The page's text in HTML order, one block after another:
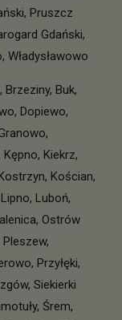
, Pruszcz
Gdański,
, Władysławowo
, Brzeziny, Buk,
, Dopiewo,
,
Kępno, Kiekrz,
, Kościan,
Lipno, Luboń,
, Ostrów
Pleszew,
, Przyłęki,
, Siekierki
, Śrem,